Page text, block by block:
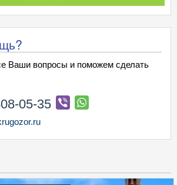
Ваши вопросы и поможем сделать
05-35